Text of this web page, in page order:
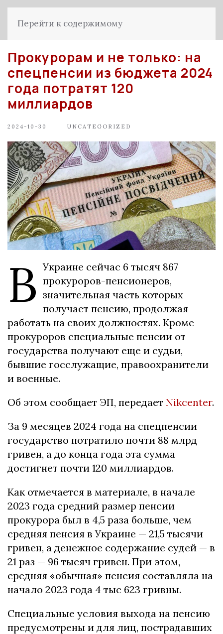
Перейти к содержимому
Прокурорам и не только: на
спецпенсии из бюджета 2024
года потратят 120
миллиардов
2024-10-30 UNCATEGORIZED
В Украине сейчас 6 тысяч 867
прокуроров-пенсионеров,
значительная часть которых
получает пенсию, продолжая
работать на своих должностях. Кроме
прокуроров специальные пенсии от
государства получают еще и судьи,
бывшие госслужащие, правоохранители
и военные.
Об этом сообщает ЭП, передает Nikcenter.
За 9 месяцев 2024 года на спецпенсии
государство потратило почти 88 млрд
гривен, а до конца года эта сумма
достигнет почти 120 миллиардов.
Как отмечается в материале, в начале
2023 года средний размер пенсии
прокурора был в 4,5 раза больше, чем
средняя пенсия в Украине — 21,5 тысячи
гривен, а денежное содержание судей — в
21 раз — 96 тысяч гривен. При этом,
средняя «обычная» пенсия составляла на
начало 2023 года 4 тыс 623 гривны.
Специальные условия выхода на пенсию
предусмотрены и для лиц, пострадавших